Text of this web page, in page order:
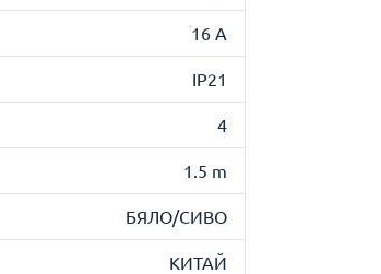
16 A
IP21
4
1.5 m
БЯЛО/СИВО
КИТАЙ